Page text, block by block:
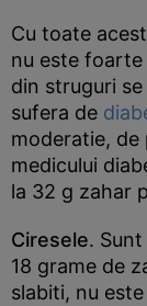
Cu toate
nu este foarte
din struguri
sufera de
moderatie, de
medicului
la 32 g zahar
Ciresele.
18 grame de
slabiti, nu